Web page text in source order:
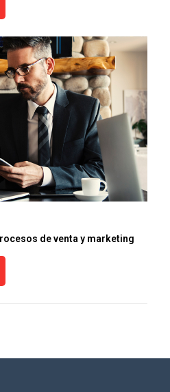
de venta y marketing